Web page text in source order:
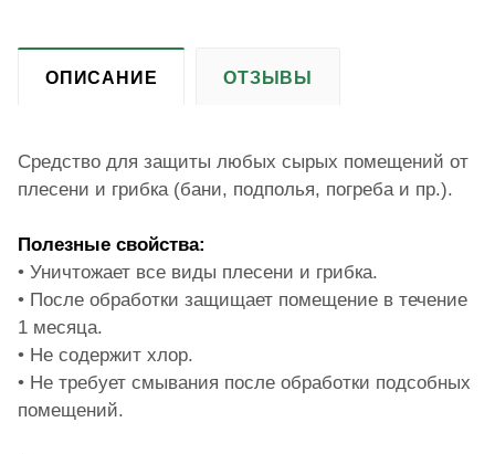
ОПИСАНИЕ ОТЗЫВЫ
Средство для защиты любых сырых помещений от
плесени и грибка (бани, подполья, погреба и пр.).
Полезные свойства:
• Уничтожает все виды плесени и грибка.
• После обработки защищает помещение в течение
1 месяца.
• Не содержит хлор.
• Не требует смывания после обработки подсобных
помещений.